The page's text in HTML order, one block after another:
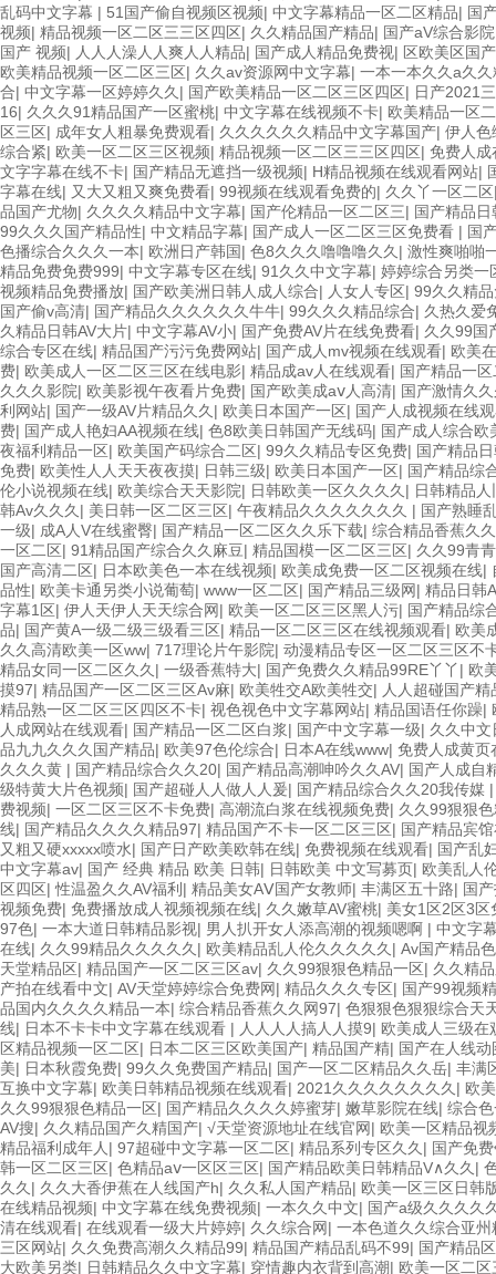
乱码中文字幕 | 51国产偷自视频区视频| 中文字幕精品一区二区精品| 国
视频| 精品视频一区二区三三区四区| 久久精品国产精品| 国产aV综合影院
国产 视频| 人人人澡人人爽人人精品| 国产成人精品免费视| 区欧美区国
欧美精品视频一区二区三区| 久久av资源网中文字幕| 一本一本久久a久
合| 中文字幕一区婷婷久久 | 国产欧美精品一区二区三区四区| 日产2021
16| 久久久91精品国产一区蜜桃| 中文字幕在线视频不卡| 欧美精品一区
区三区| 成年女人粗暴免费观看| 久久久久久久精品中文字幕国产| 伊人色
综合紧| 欧美一区二区三区视频| 精品视频一区二区三三区四区| 免费人成
文字字幕在线不卡| 国产精品无遮挡一级视频| H精品视频在线观看网站|
字幕在线| 又大又粗又爽免费看| 99视频在线观看免费的| 久久丫一区二区
品国产尤物| 久久久久精品中文字幕| 国产伦精品一区二区三| 国产精品日
99久久久国产精品性| 中文精品字幕| 国产成人一区二区三区免费看 | 国
色播综合久久久一本| 欧洲日产韩国| 色8久久久噜噜噜久久 | 激性爽啪啪
精品免费免费999| 中文字幕专区在线| 91久久中文字幕| 婷婷综合另类一
视频精品免费播放| 国产欧美洲日韩人成人综合| 人女人专区| 99久久精
国产偷v高清| 国产精品久久久久久久牛牛| 99久久久精品综合| 久热久爱
久精品日韩AV大片| 中文字幕AV小| 国产免费AV片在线免费看| 久久99国
综合专区在线| 精品国产污污免费网站| 国产成人mv视频在线观看| 欧美
费| 欧美成人一区二区三区在线电影| 精品成av人在线观看| 国产精品一
久久久影院| 欧美影视午夜看片免费| 国产欧美成aⅴ人高清| 国产激情久
利网站| 国产一级AV片精品久久 | 欧美日本国产一区| 国产人成视频在线
费| 国产成人艳妇AA视频在线| 色8欧美日韩国产无线码| 国产成人综合欧
夜福利精品一区| 欧美国产码综合二区| 99久久精品专区免费| 国产精品
免费| 欧美性人人天天夜夜摸| 日韩三级| 欧美日本国产一区| 国产精品综
伦小说视频在线| 欧美综合天天影院| 日韩欧美一区久久久久 | 日韩精品
韩Av久久久 | 美日韩一区二区三区| 午夜精品久久久久久久久 | 国产熟睡
一级| 成A人V在线蜜臀| 国产精品一区二区久久乐下载| 综合精品香蕉久
一区二区| 91精品国产综合久久麻豆| 精品国模一区二区三区| 久久99青
国产高清二区| 日本欧美色一本在线视频| 欧美成免费一区二区视频在线|
品性| 欧美卡通另类小说葡萄| www一区二区| 国产精品三级网| 精品日韩
字幕1区| 伊人天伊人天天综合网| 欧美一区二区三区黑人污| 国产精品综
品| 国产黄A一级二级三级看三区| 精品一区二区三区在线视频观看| 欧美
久久高清欧美一区ww| 717理论片午影院| 动漫精品专区一区二区三区不
精品女同一区二区久久 | 一级香蕉特大| 国产免费久久精品99RE丫丫| 欧
摸97| 精品国产一区二区三区Av麻| 欧美牲交A欧美牲交| 人人超碰国产精
精品熟一区二区三区四区不卡| 视色视色中文字幕网站| 精品国语任你躁|
人成网站在线观看| 国产精品一区二区白浆| 国产中文字幕一级| 久久中文
品九九久久久国产精品| 欧美97色伦综合| 日本A在线www| 免费人成黄页
久久久黄 | 国产精品综合久久20| 国产精品高潮呻吟久久AV| 国产人成自
级特黄大片色视频| 国产超碰人人做人人爰| 国产精品综合久久20我传媒
费视频| 一区二区三区不卡免费| 高潮流白浆在线视频免费| 久久99狠狠
线| 国产精品久久久久精品97| 精品国产不卡一区二区三区| 国产精品宾
又粗又硬xxxxx喷水| 国产日产欧美欧韩在线| 免费视频在线观看| 国产乱
中文字幕av| 国产 经典 精品 欧美 日韩| 日韩欧美 中文写募页| 欧美乱人
区四区|性温盈久久AV福利 | 精品美女AⅤ国产女教师| 丰满区五十路| 国
视频免费| 免费播放成人视频视频在线| 久久嫩草AV蜜桃| 美女1区2区3区
97色| 一本大道日韩精品影视| 男人扒开女人添高潮的视频嗯啊 | 中文字
在线| 久久99精品久久久久久 | 欧美精品乱人伦久久久久久 | Av国产精品
天堂精品区| 精品国产一区二区三区av| 久久99狠狠色精品一区| 久久精
产拍在线看中文| AV天堂婷婷综合免费网| 精品久久久专区| 国产99视频
品国内久久久久精品一本| 综合精品香蕉久久网97| 色狠狠色狠狠综合天
线| 日本不卡卡中文字幕在线观看 | 人人人人搞人人摸9| 欧美成人三级在
区精品视频一区二区| 日本二区三区欧美国产| 精品国产精| 国产在人线动
美| 日本秋霞免费| 99久久免费国产精品| 国产一区二区精品久久岳| 丰满
互换中文字幕| 欧美日韩精品视频在线观看| 2021久久久久久久久久 | 欧
久久99狠狠色精品一区| 国产精品久久久久婷蜜芽| 嫩草影院在线| 综合
AV搜| 久久精品国产久精国产| √天堂资源地址在线官网| 欧美一区精品视
精品福利成年人 | 97超碰中文字幕一区二区| 精品系列专区久久 | 国产免
韩一区二区三区| 色精品aⅴ一区区三区| 国产精品欧美日韩精品V∧久久 |
久久 | 久久大香伊蕉在人线国产h| 久久私人国产精品| 欧美一区三区日韩
在线精品视频| 中文字幕在线免费视频| 一本久久中文| 国产a级久久久久
清在线观看| 在线观看一级大片婷婷| 久久综合网| 一本色道久久综合亚州
三区网站| 久久免费高潮久久精品99| 精品国产精品乱码不99| 国产精品
大欧美另类| 日韩精品久久中文字幕| 穿情趣内衣背到高潮| 欧美一区二